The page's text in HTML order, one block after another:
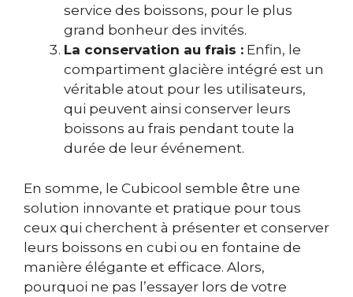
service des boissons, pour le plus
grand bonheur des invités.
La conservation au frais : Enfin, le
compartiment glacière intégré est un
véritable atout pour les utilisateurs,
qui peuvent ainsi conserver leurs
boissons au frais pendant toute la
durée de leur événement.
En somme, le Cubicool semble être une
solution innovante et pratique pour tous
ceux qui cherchent à présenter et conserver
leurs boissons en cubi ou en fontaine de
manière élégante et efficace. Alors,
pourquoi ne pas l’essayer lors de votre